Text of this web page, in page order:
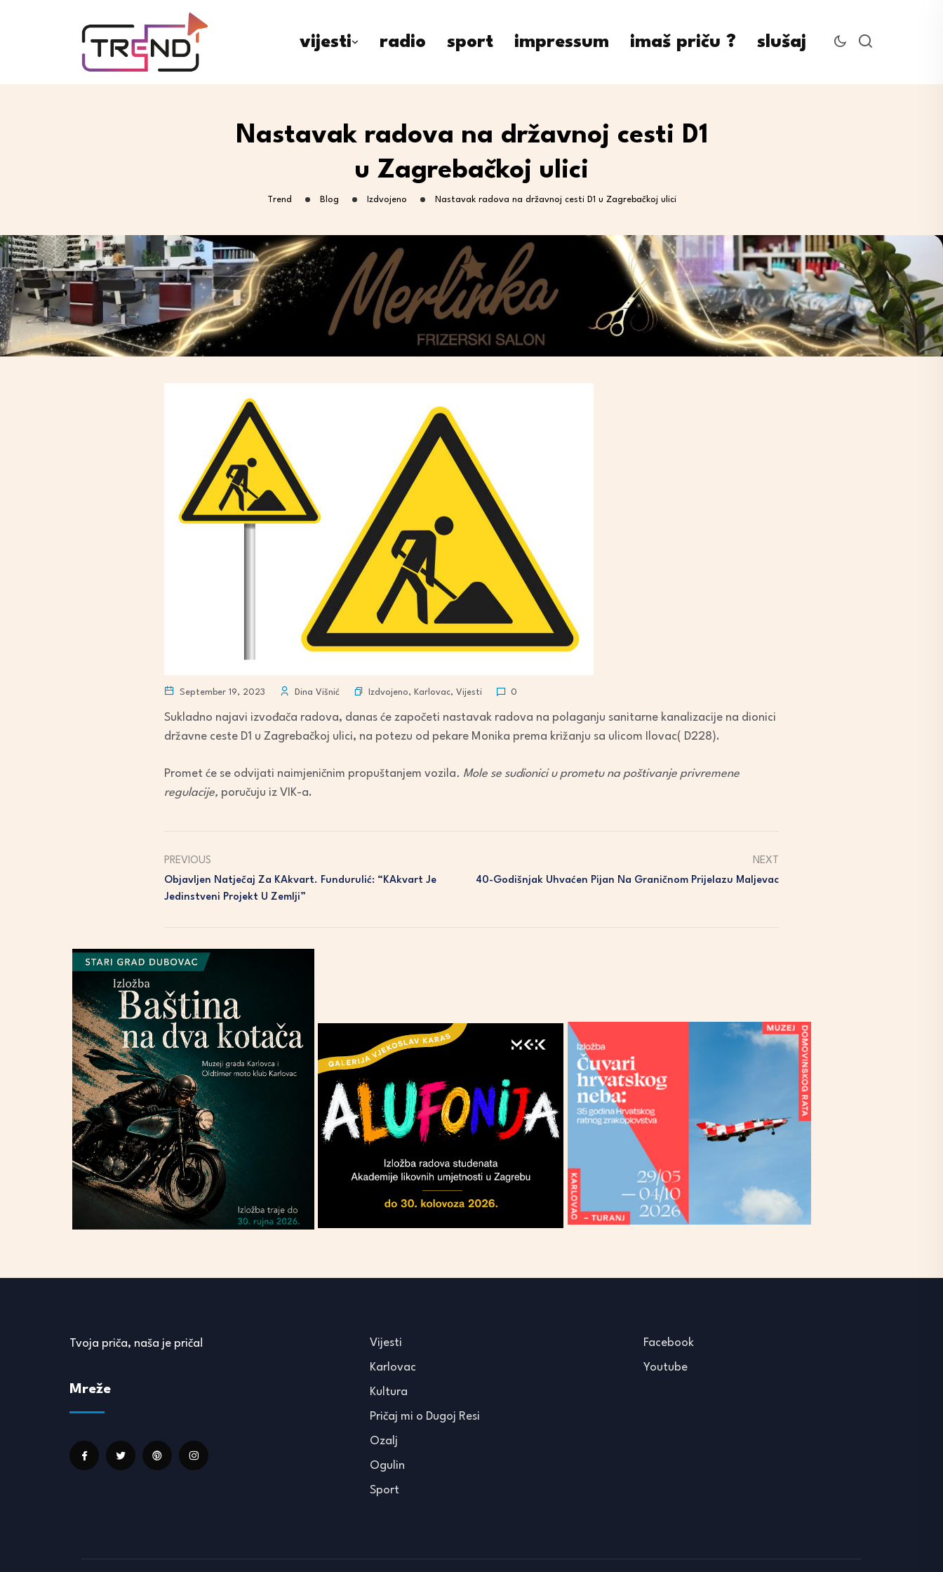
vijesti radio sport impressum imaš priču ? slušaj
Nastavak radova na državnoj cesti D1
u Zagrebačkoj ulici
Trend Blog Izdvojeno Nastavak radova na državnoj cesti D1 u Zagrebačkoj ulici
September 19, 2023 Dina Višnić Izdvojeno, Karlovac, Vijesti 0
Sukladno najavi izvođača radova, danas će započeti nastavak radova na polaganju sanitarne kanalizacije na dionici
državne ceste D1 u Zagrebačkoj ulici, na potezu od pekare Monika prema križanju sa ulicom Ilovac( D228).
Promet će se odvijati naimjeničnim propuštanjem vozila. Mole se sudionici u prometu na poštivanje privremene
regulacije, poručuju iz VIK-a.
PREVIOUS
Objavljen Natječaj Za KAkvart. Fundurulić: “KAkvart Je
Jedinstveni Projekt U Zemlji”
NEXT
40-Godišnjak Uhvaćen Pijan Na Graničnom Prijelazu Maljevac
Tvoja priča, naša je priča!
Mreže
Vijesti
Karlovac
Kultura
Pričaj mi o Dugoj Resi
Ozalj
Ogulin
Sport
Facebook
Youtube